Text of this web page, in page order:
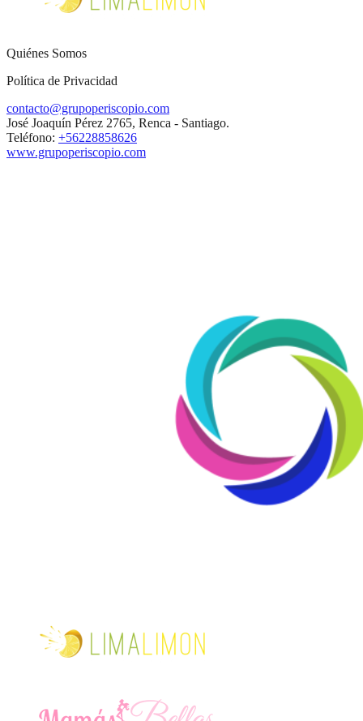
Quiénes Somos
Política de Privacidad
contacto@grupoperiscopio.com
José Joaquín Pérez 2765, Renca - Santiago.
Teléfono: +56228858626
www.grupoperiscopio.com